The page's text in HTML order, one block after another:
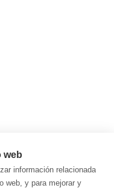
web
información relacionada
web, y para mejorar y